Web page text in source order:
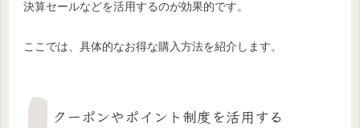
決算セールなどを活用するのが効果的です。
ここでは、具体的なお得な購入方法を紹介します。
クーポンやポイント制度を活用する